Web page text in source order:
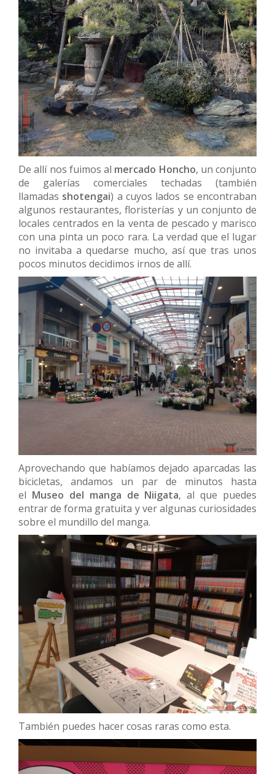
De allí nos fuimos al mercado Honcho, un conjunto
de galerías comerciales techadas (también
llamadas shotengai) a cuyos lados se encontraban
algunos restaurantes, floristerías y un conjunto de
locales centrados en la venta de pescado y marisco
con una pinta un poco rara. La verdad que el lugar
no invitaba a quedarse mucho, así que tras unos
pocos minutos decidimos irnos de allí.
Aprovechando que habíamos dejado aparcadas las
bicicletas, andamos un par de minutos hasta
el Museo del manga de Niigata, al que puedes
entrar de forma gratuita y ver algunas curiosidades
sobre el mundillo del manga.
También puedes hacer cosas raras como esta.